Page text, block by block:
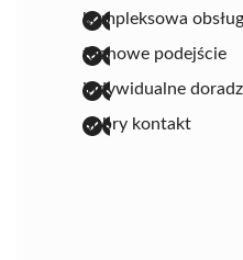
kompleksowa
fachowe podejście
indywidualne
dobry kontakt